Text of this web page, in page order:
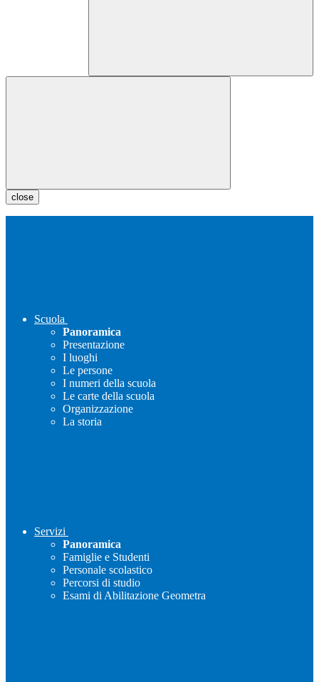
close
Scuola
Panoramica
Presentazione
I luoghi
Le persone
I numeri della scuola
Le carte della scuola
Organizzazione
La storia
Servizi
Panoramica
Famiglie e Studenti
Personale scolastico
Percorsi di studio
Esami di Abilitazione Geometra